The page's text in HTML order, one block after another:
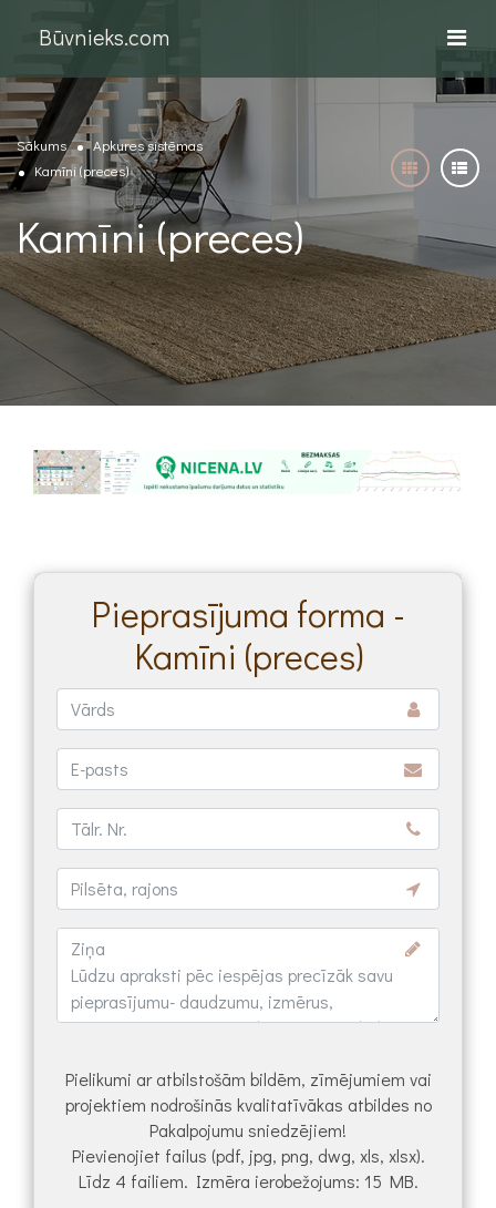
Būvnieks.com
Sākums
Apkures sistēmas
Kamīni (preces)
Kamīni (preces)
Pieprasījuma forma -
Kamīni (preces)
Pielikumi ar atbilstošām bildēm, zīmējumiem vai
projektiem nodrošinās kvalitatīvākas atbildes no
Pakalpojumu sniedzējiem!
Pievienojiet failus (pdf, jpg, png, dwg, xls, xlsx).
Līdz 4 failiem. Izmēra ierobežojums: 15 MB.